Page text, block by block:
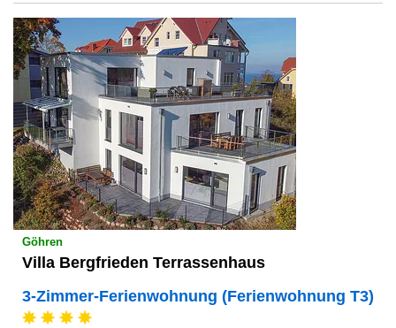
Göhren
Villa Bergfrieden Terrassenhaus
3-Zimmer-Ferienwohnung (Ferienwohnung T3)